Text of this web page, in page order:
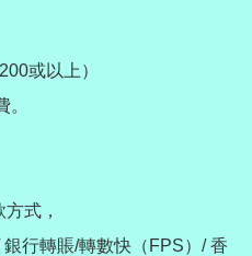
或以上）
式，
行轉賬/轉數快（FPS）/ 香